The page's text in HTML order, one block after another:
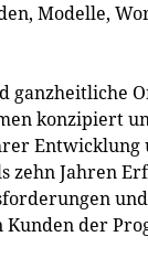
Modelle,
ganzheitliche
konzipiert
Entwicklung
zehn Jahren
der